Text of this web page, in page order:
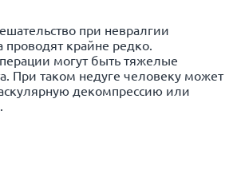
при невралгии
проводят крайне редко.
могут быть тяжелые
При таком недуге человеку может
декомпрессию или